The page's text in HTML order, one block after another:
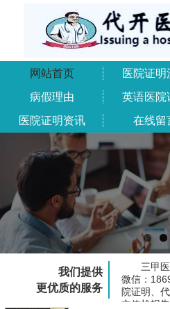
网站首页 医院证明
病假理由
英语医院
医院证明资讯
在线留
我们提供
更优质的服务
三甲医
微信：
院证明、
文体检报告